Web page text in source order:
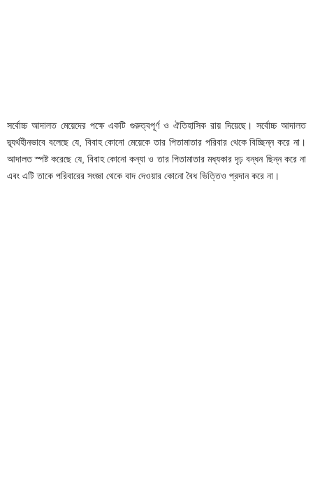
সর্বোচ্চ আদালত মেয়েদের পক্ষে একটি গুরুত্বপূর্ণ ও ঐতিহাসিক রায় দিয়েছে। সর্বোচ্চ আদালত
দ্ব্যর্থহীনভাবে বলেছে যে, বিবাহ কোনো মেয়েকে তার পিতামাতার পরিবার থেকে বিচ্ছিন্ন করে না।
আদালত স্পষ্ট করেছে যে, বিবাহ কোনো কন্যা ও তার পিতামাতার মধ্যকার দৃঢ় বন্ধন ছিন্ন করে না
এবং এটি তাকে পরিবারের সংজ্ঞা থেকে বাদ দেওয়ার কোনো বৈধ ভিত্তিও প্রদান করে না।